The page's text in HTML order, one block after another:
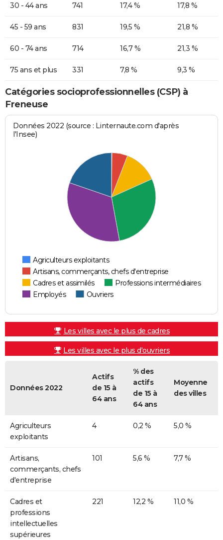
30 - 44 ans 741 17,4 % 17,8 %
45 - 59 ans 831 19,5 % 21,8 %
60 - 74 ans 714 16,7 % 21,3 %
75 ans et plus 331 7,8 % 9,3 %
Catégories socioprofessionnelles (CSP) à
Freneuse
Données 2022 (source : Linternaute.com d'après
l'Insee)
Agriculteurs exploitants
Artisans, commerçants, chefs d'entreprise
Cadres et assimilés
Professions intermédiaires
Employés
Ouvriers
Les villes avec le plus de cadres
Les villes avec le plus d'ouvriers
Données 2022
Actifs
de 15 à
64 ans
% des
actifs
de 15 à
64 ans
Moyenne
des villes
Agriculteurs
exploitants
4 0,2 % 5,0 %
Artisans,
commerçants, chefs
d'entreprise
101 5,6 % 7,7 %
Cadres et
professions
intellectuelles
supérieures
221 12,2 % 11,0 %